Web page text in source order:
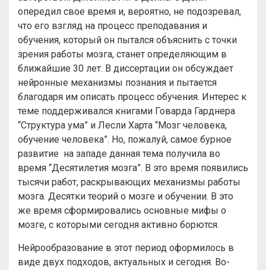
опередил свое время и, вероятно, не подозревал,
что его взгляд на процесс преподавания и
обучения, который он пытался объяснить с точки
зрения работы мозга, станет определяющим в
ближайшие 30 лет. В диссертации он обсуждает
нейронные механизмы познания и пытается
благодаря им описать процесс обучения. Интерес к
теме поддерживался книгами Говарда Гарднера
“Структура ума” и Лесли Харта “Мозг человека,
обучение человека”. Но, пожалуй, самое бурное
развитие на западе данная тема получила во
время “Десятилетия мозга”. В это время появились
тысячи работ, раскрывающих механизмы работы
мозга. Десятки теорий о мозге и обучении. В это
же время сформировались основные мифы о
мозге, с которыми сегодня активно борются.
Нейрообразование в этот период оформилось в
виде двух подходов, актуальных и сегодня. Во-